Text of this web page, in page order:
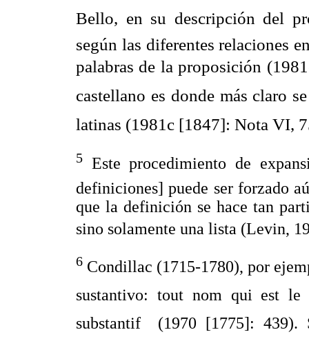
Bello, en su descripción del
según las diferentes relaciones
palabras de la proposición
castellano es donde más claro
latinas (1981c [1847]: Nota VI,
5 Este procedimiento de
definiciones] puede ser forzado
que la definición se hace tan
sino solamente una lista (Levin,
6 Condillac (1715-1780), por
sustantivo: tout nom qui est
substantif  (1970 [1775]: